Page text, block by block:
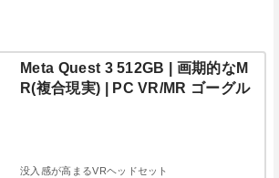
Meta Quest 3 512GB | 画期的なM
R(複合現実) | PC VR/MR ゴーグル
没入感が高まるVRヘッドセット